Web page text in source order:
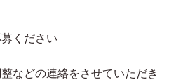
ください
などの連絡をさせていただき